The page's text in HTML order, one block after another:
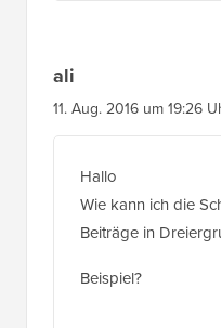
ali
11. Aug. 2016 um 19:26
Hallo
Wie kann ich die
Beiträge in
Beispiel?